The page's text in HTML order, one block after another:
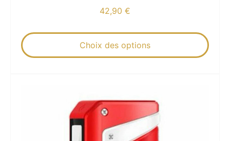
42,90 €
Choix des options